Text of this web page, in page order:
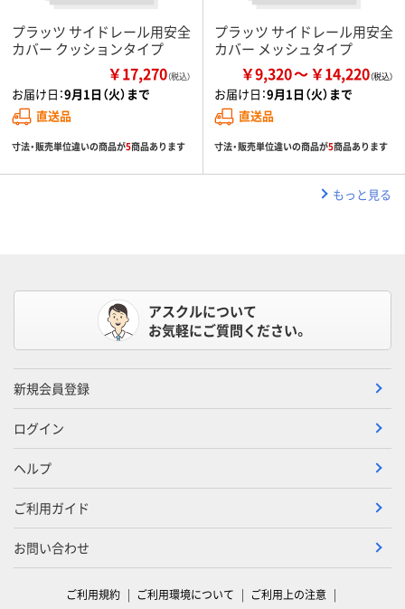
プラッツ サイドレール用安全
カバー クッションタイプ
￥17,270（税込）
お届け日：9月1日（火）まで
直送品
寸法・販売単位違いの商品が5商品あります
プラッツ サイドレール用安全
カバー メッシュタイプ
￥9,320 ￥14,220
お届け日：9月1日（火）まで
直送品
寸法・販売単位違いの商品が5商品あります
もっと見る
アスクルについて
お気軽にご質問ください。
新規会員登録
ログイン
ヘルプ
ご利用ガイド
お問い合わせ
ご利用規約 ご利用環境について ご利用上の注意